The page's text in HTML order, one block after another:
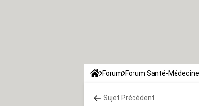
Forum Forum Santé-Médecine
Sujet Précédent